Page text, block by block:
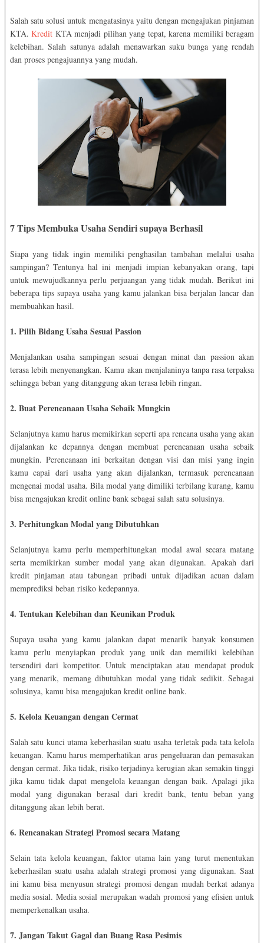
Salah satu solusi untuk mengatasinya yaitu dengan mengajukan pinjaman
KTA.Kredit KTA menjadi pilihan yang tepat, karena memiliki beragam
kelebihan. Salah satunya adalah menawarkan suku bunga yang rendah
dan proses pengajuannya yang mudah.
7 Tips Membuka Usaha Sendiri supaya Berhasil
Siapa yang tidak ingin memiliki penghasilan tambahan melalui usaha
sampingan? Tentunya hal ini menjadi impian kebanyakan orang, tapi
untuk mewujudkannya perlu perjuangan yang tidak mudah. Berikut ini
beberapa tips supaya usaha yang kamu jalankan bisa berjalan lancar dan
membuahkan hasil.
1. Pilih Bidang Usaha Sesuai Passion
Menjalankan usaha sampingan sesuai dengan minat dan passion akan
terasa lebih menyenangkan. Kamu akan menjalaninya tanpa rasa terpaksa
sehingga beban yang ditanggung akan terasa lebih ringan.
2. Buat Perencanaan Usaha Sebaik Mungkin
Selanjutnya kamu harus memikirkan seperti apa rencana usaha yang akan
dijalankan ke depannya dengan membuat perencanaan usaha sebaik
mungkin. Perencanaan ini berkaitan dengan visi dan misi yang ingin
kamu capai dari usaha yang akan dijalankan, termasuk perencanaan
mengenai modal usaha. Bila modal yang dimiliki terbilang kurang, kamu
bisa mengajukan kredit online bank sebagai salah satu solusinya.
3. Perhitungkan Modal yang Dibutuhkan
Selanjutnya kamu perlu memperhitungkan modal awal secara matang
serta memikirkan sumber modal yang akan digunakan. Apakah dari
kredit pinjaman atau tabungan pribadi untuk dijadikan acuan dalam
memprediksi beban risiko kedepannya.
4. Tentukan Kelebihan dan Keunikan Produk
Supaya usaha yang kamu jalankan dapat menarik banyak konsumen
kamu perlu menyiapkan produk yang unik dan memiliki kelebihan
tersendiri dari kompetitor. Untuk menciptakan atau mendapat produk
yang menarik, memang dibutuhkan modal yang tidak sedikit. Sebagai
solusinya, kamu bisa mengajukan kredit online bank.
5. Kelola Keuangan dengan Cermat
Salah satu kunci utama keberhasilan suatu usaha terletak pada tata kelola
keuangan. Kamu harus memperhatikan arus pengeluaran dan pemasukan
dengan cermat. Jika tidak, risiko terjadinya kerugian akan semakin tinggi
jika kamu tidak dapat mengelola keuangan dengan baik. Apalagi jika
modal yang digunakan berasal dari kredit bank, tentu beban yang
ditanggung akan lebih berat.
6. Rencanakan Strategi Promosi secara Matang
Selain tata kelola keuangan, faktor utama lain yang turut menentukan
keberhasilan suatu usaha adalah strategi promosi yang digunakan. Saat
ini kamu bisa menyusun strategi promosi dengan mudah berkat adanya
media sosial. Media sosial merupakan wadah promosi yang efisien untuk
memperkenalkan usaha.
7. Jangan Takut Gagal dan Buang Rasa Pesimis